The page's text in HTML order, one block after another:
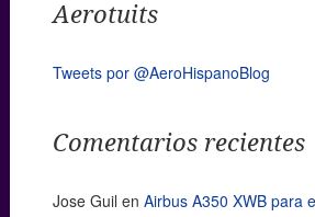
Aerotuits
Tweets por @AeroHispanoBlog
Comentarios recientes
Jose Guil en Airbus A350 XWB para